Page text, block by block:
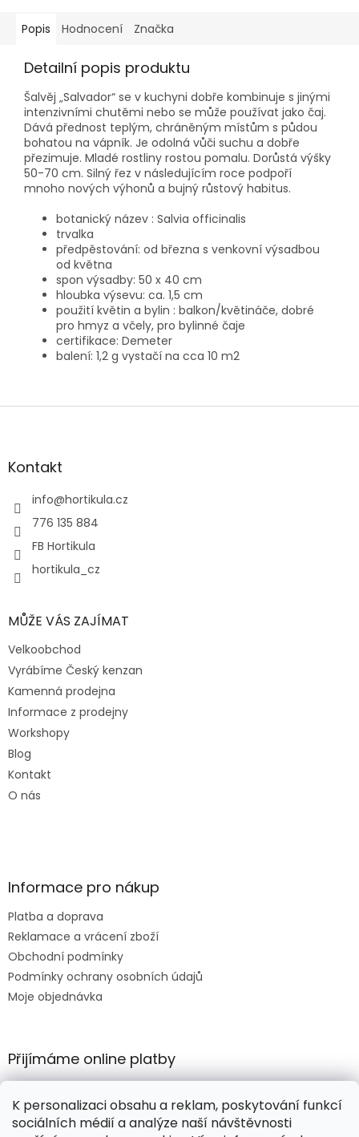
K personalizaci obsahu a reklam, poskytování funkcí
sociálních médií a analýze naší návštěvnosti
Popis Hodnocení Značka
Detailní popis produktu
Šalvěj „Salvador“ se v kuchyni dobře kombinuje s jinými
intenzivními chutěmi nebo se může používat jako čaj.
Dává přednost teplým, chráněným místům s půdou
bohatou na vápník. Je odolná vůči suchu a dobře
přezimuje. Mladé rostliny rostou pomalu. Dorůstá výšky
50-70 cm. Silný řez v následujícím roce podpoří
mnoho nových výhonů a bujný růstový habitus.
botanický název : Salvia officinalis
trvalka
předpěstování: od března s venkovní výsadbou
od května
spon výsadby: 50 x 40 cm
hloubka výsevu: ca. 1,5 cm
použití květin a bylin : balkon/květináče, dobré
pro hmyz a včely, pro bylinné čaje
certifikace: Demeter
balení: 1,2 g vystačí na cca 10 m2
Z
aKontakt
info@hortikula.cz
776 135 884
FB Hortikula
hortikula_cz
MŮŽE VÁS ZAJÍMAT
Velkoobchod
Vyrábíme Český kenzan
Kamenná prodejna
Informace z prodejny
Workshopy
Blog
Kontakt
O nás
Informace pro nákup
Platba a doprava
Reklamace a vrácení zboží
Obchodní podmínky
Podmínky ochrany osobních údajů
Moje objednávka
Přijímáme online platby